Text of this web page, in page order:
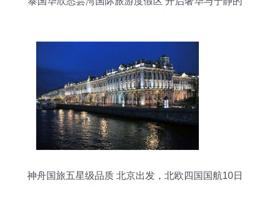
神舟国旅五星级品质 北京出发，北欧四国国航10日